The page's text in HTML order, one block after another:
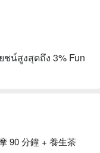
น์สูงสุดถึง 3% Fun
90 分鐘 + 養生茶